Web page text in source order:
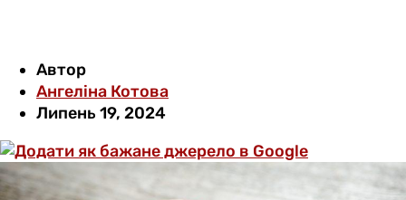
Автор
Ангеліна Котова
Липень 19, 2024